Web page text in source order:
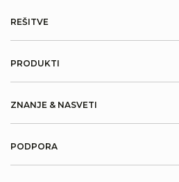
REŠITVE
PRODUKTI
ZNANJE & NASVETI
PODPORA